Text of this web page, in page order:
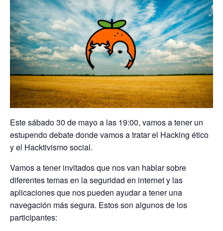
Este sábado 30 de mayo a las 19:00, vamos a tener un
estupendo debate donde vamos a tratar el Hacking ético
y el Hacktivismo social.
Vamos a tener invitados que nos van hablar sobre
diferentes temas en la seguridad en internet y las
aplicaciones que nos pueden ayudar a tener una
navegación más segura. Estos son algunos de los
participantes: